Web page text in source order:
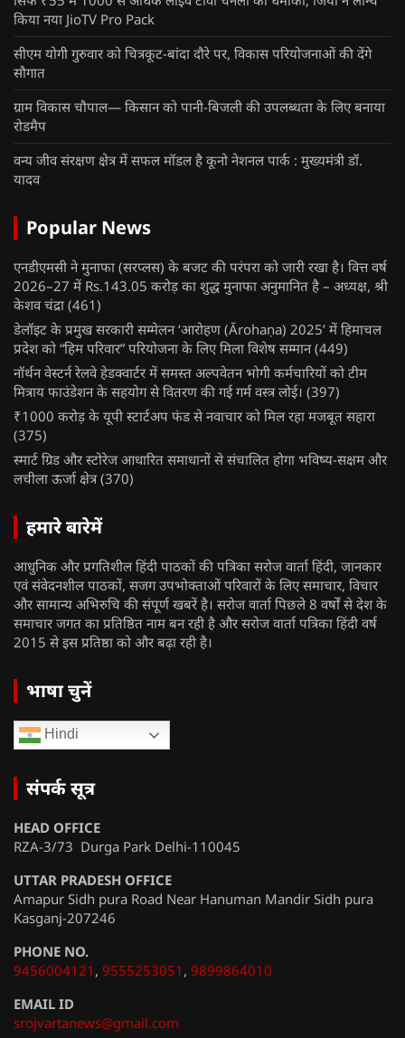
किया नया JioTV Pro Pack
सीएम योगी गुरुवार को चित्रकूट-बांदा दौरे पर, विकास परियोजनाओं की देंगे
सौगात
ग्राम विकास चौपाल— किसान को पानी-बिजली की उपलब्धता के लिए बनाया
रोडमैप
वन्य जीव संरक्षण क्षेत्र में सफल मॉडल है कूनो नेशनल पार्क : मुख्यमंत्री डॉ.
यादव
Popular News
एनडीएमसी ने मुनाफा (सरप्लस) के बजट की परंपरा को जारी रखा है। वित्त वर्ष
2026–27 में Rs.143.05 करोड़ का शुद्ध मुनाफा अनुमानित है – अध्यक्ष, श्री
केशव चंद्रा (461)
डेलॉइट के प्रमुख सरकारी सम्मेलन ‘आरोहण (Ārohaṇa) 2025’ में हिमाचल
प्रदेश को “हिम परिवार” परियोजना के लिए मिला विशेष सम्मान (449)
नॉर्थन वेस्टर्न रेलवे हेडक्वार्टर में समस्त अल्पवेतन भोगी कर्मचारियों को टीम
मित्राय फाउंडेशन के सहयोग से वितरण की गई गर्म वस्त्र लोई। (397)
₹1000 करोड़ के यूपी स्टार्टअप फंड से नवाचार को मिल रहा मजबूत सहारा
(375)
स्मार्ट ग्रिड और स्टोरेज आधारित समाधानों से संचालित होगा भविष्य-सक्षम और
लचीला ऊर्जा क्षेत्र (370)
हमारे बारेमें
आधुनिक और प्रगतिशील हिंदी पाठकों की पत्रिका सरोज वार्ता हिंदी, जानकार
एवं संवेदनशील पाठकों, सजग उपभोक्ताओं परिवारों के लिए समाचार, विचार
और सामान्य अभिरुचि की संपूर्ण खबरें है। सरोज वार्ता पिछले 8 वर्षों से देश के
समाचार जगत का प्रतिष्ठित नाम बन रही है और सरोज वार्ता पत्रिका हिंदी वर्ष
2015 से इस प्रतिष्ठा को और बढ़ा रही है।
भाषा चुनें
Hindi
संपर्क सूत्र
HEAD OFFICE
RZA-3/73 Durga Park Delhi-110045
UTTAR PRADESH OFFICE
Amapur Sidh pura Road Near Hanuman Mandir Sidh pura
Kasganj-207246
PHONE NO.
9456004121 , 9555253051 , 9899864010
EMAIL ID
srojvartanews@gmail.com